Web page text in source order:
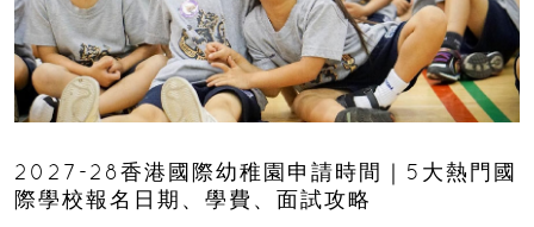
2027-28香港國際幼稚園申請時間｜5大熱門國
際學校報名日期、學費、面試攻略